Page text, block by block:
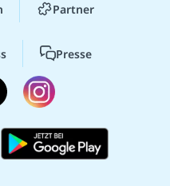
Partner
Presse